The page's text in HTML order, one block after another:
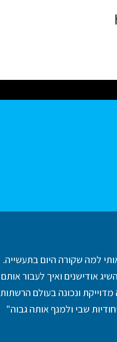
למה שקורה היום בתעשייה.
אודישנים ואיך לעבור אותם
ונכונה בעולם הרשתות
שבי ולמנף אותה גבוה"